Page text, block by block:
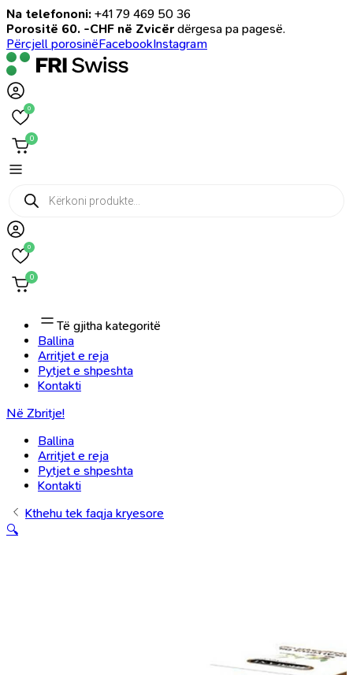
Na telefononi: +41 79 469 50 36
Porositë 60. -CHF në Zvicër dërgesa pa pagesë.
Përcjell porosinëFacebookInstagram
0
0
Products
search
0
0
Të gjitha kategoritë
Ballina
Arritjet e reja
Pytjet e shpeshta
Kontakti
Në Zbritje!
Ballina
Arritjet e reja
Pytjet e shpeshta
Kontakti
Kthehu tek faqja kryesore
🔍